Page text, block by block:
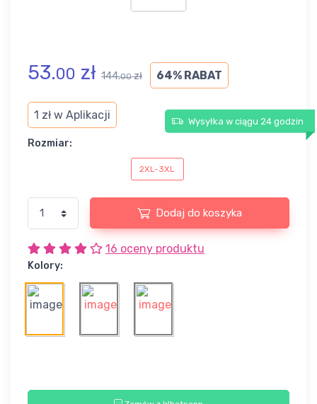
53.00 zł 144.00zł 64% RABAT
1 zł w Aplikacji Wysyłka w ciągu 24 godzin
Rozmiar:
2XL-3XL
Dodaj do koszyka
16 oceny produktu
Kolory: